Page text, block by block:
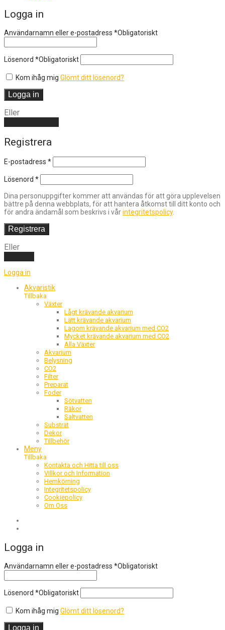
Logga in
Användarnamn eller e-postadress *Obligatoriskt
Lösenord *Obligatoriskt
Kom ihåg mig Glömt ditt lösenord?
Logga in
Eller
Registrera
E-postadress *
Lösenord *
Dina personuppgifter kommer att användas för att göra upplevelsen
bättre på denna webbplats, för att hantera åtkomst till ditt konto och
för andra ändamål som beskrivs i vårintegritetspolicy.
Registrera
Eller
Logga in
Akvaristik
Tillbaka
Växter
Lågt krävande akvarium
Lätt krävande akvarium
Lagom krävande akvarium med CO2
Mycket krävande akvarium med CO2
Alla Växter
Akvarium
Belysning
CO2
Filter
Preparat
Foder
Sötvatten
Räkor
Saltvatten
Substrat
Dekor
Tillbehör
Meny
Tillbaka
Kontakta och Hitta till oss
Villkor och Information
Hemkörning
Integritetspolicy
Cookiepolicy
Om Oss
Logga in
Användarnamn eller e-postadress *Obligatoriskt
Lösenord *Obligatoriskt
Kom ihåg mig Glömt ditt lösenord?
Logga in